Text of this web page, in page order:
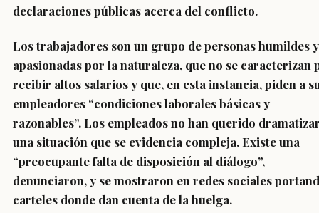
declaraciones públicas acerca del conflicto.
Los trabajadores son un grupo de personas humildes y
apasionadas por la naturaleza, que no se caracterizan
recibir altos salarios y que, en esta instancia, piden a
empleadores “condiciones laborales básicas y
razonables”. Los empleados no han querido
una situación que se evidencia compleja. Existe una
“preocupante falta de disposición al diálogo”,
denunciaron, y se mostraron en redes sociales
carteles donde dan cuenta de la huelga.